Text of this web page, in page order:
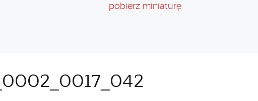
pobierz miniaturę